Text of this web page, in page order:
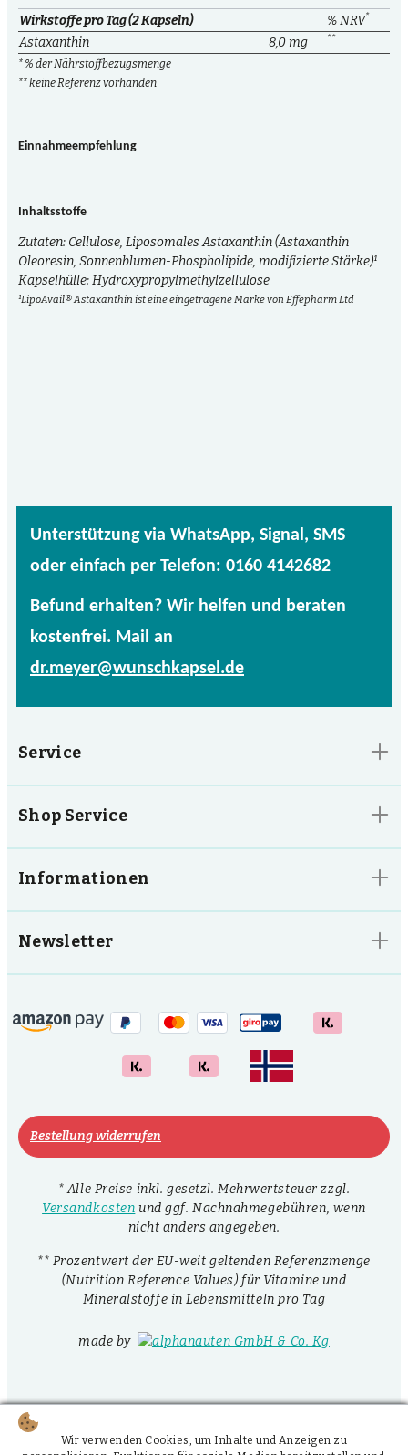
Wirkstoffe pro Tag (2 Kapseln) % NRV*
Astaxanthin 8,0 mg **
* % der Nährstoffbezugsmenge
** keine Referenz vorhanden
Einnahmeempfehlung
Inhaltsstoffe
Zutaten: Cellulose, Liposomales Astaxanthin (Astaxanthin
Oleoresin, Sonnenblumen-Phospholipide, modifizierte Stärke)¹
Kapselhülle: Hydroxypropylmethylzellulose
¹LipoAvail® Astaxanthin ist eine eingetragene Marke von Effepharm Ltd
Unterstützung via WhatsApp, Signal, SMS
oder einfach per Telefon: 0160 4142682
Befund erhalten? Wir helfen und beraten
kostenfrei. Mail an
dr.meyer@wunschkapsel.de
Service
Shop Service
Informationen
Newsletter
Bestellung widerrufen
* Alle Preise inkl. gesetzl. Mehrwertsteuer zzgl.
Versandkosten und ggf. Nachnahmegebühren, wenn
nicht anders angegeben.
** Prozentwert der EU-weit geltenden Referenzmenge
(Nutrition Reference Values) für Vitamine und
Mineralstoffe in Lebensmitteln pro Tag
made by
Wir verwenden Cookies, um Inhalte und Anzeigen zu